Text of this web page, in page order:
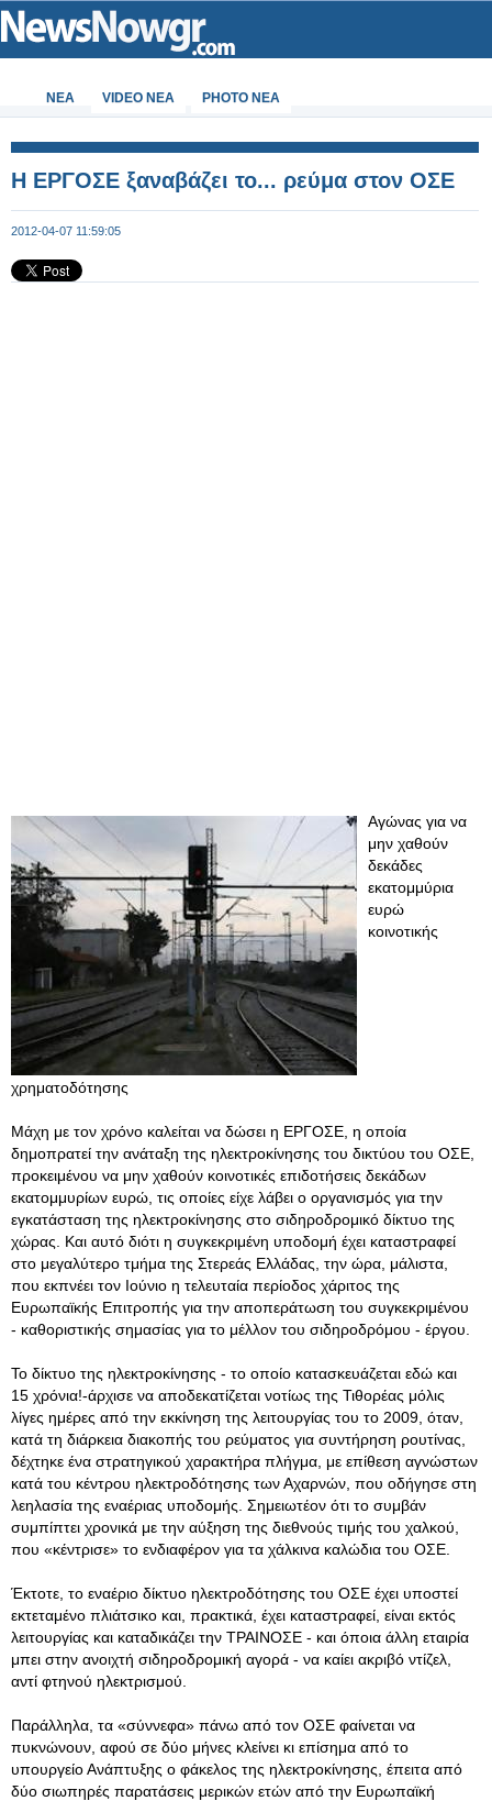
ΝΕΑ VIDEO NEA PHOTO NEA
Η ΕΡΓΟΣΕ ξαναβάζει το... ρεύμα στον ΟΣΕ
2012-04-07 11:59:05
Αγώνας για να
μην χαθούν
δεκάδες
εκατομμύρια
ευρώ
κοινοτικής
χρηματοδότησης
Μάχη με τον χρόνο καλείται να δώσει η ΕΡΓΟΣΕ, η οποία
δημοπρατεί την ανάταξη της ηλεκτροκίνησης του δικτύου του ΟΣΕ,
προκειμένου να μην χαθούν κοινοτικές επιδοτήσεις δεκάδων
εκατομμυρίων ευρώ, τις οποίες είχε λάβει ο οργανισμός για την
εγκατάσταση της ηλεκτροκίνησης στο σιδηροδρομικό δίκτυο της
χώρας. Και αυτό διότι η συγκεκριμένη υποδομή έχει καταστραφεί
στο μεγαλύτερο τμήμα της Στερεάς Ελλάδας, την ώρα, μάλιστα,
που εκπνέει τον Ιούνιο η τελευταία περίοδος χάριτος της
Ευρωπαϊκής Επιτροπής για την αποπεράτωση του συγκεκριμένου
- καθοριστικής σημασίας για το μέλλον του σιδηροδρόμου - έργου.
Το δίκτυο της ηλεκτροκίνησης - το οποίο κατασκευάζεται εδώ και
15 χρόνια!-άρχισε να αποδεκατίζεται νοτίως της Τιθορέας μόλις
λίγες ημέρες από την εκκίνηση της λειτουργίας του το 2009, όταν,
κατά τη διάρκεια διακοπής του ρεύματος για συντήρηση ρουτίνας,
δέχτηκε ένα στρατηγικού χαρακτήρα πλήγμα, με επίθεση αγνώστων
κατά του κέντρου ηλεκτροδότησης των Αχαρνών, που οδήγησε στη
λεηλασία της εναέριας υποδομής. Σημειωτέον ότι το συμβάν
συμπίπτει χρονικά με την αύξηση της διεθνούς τιμής του χαλκού,
που «κέντρισε» το ενδιαφέρον για τα χάλκινα καλώδια του ΟΣΕ.
Έκτοτε, το εναέριο δίκτυο ηλεκτροδότησης του ΟΣΕ έχει υποστεί
εκτεταμένο πλιάτσικο και, πρακτικά, έχει καταστραφεί, είναι εκτός
λειτουργίας και καταδικάζει την ΤΡΑΙΝΟΣΕ - και όποια άλλη εταιρία
μπει στην ανοιχτή σιδηροδρομική αγορά - να καίει ακριβό ντίζελ,
αντί φτηνού ηλεκτρισμού.
Παράλληλα, τα «σύννεφα» πάνω από τον ΟΣΕ φαίνεται να
πυκνώνουν, αφού σε δύο μήνες κλείνει κι επίσημα από το
υπουργείο Ανάπτυξης ο φάκελος της ηλεκτροκίνησης, έπειτα από
δύο σιωπηρές παρατάσεις μερικών ετών από την Ευρωπαϊκή